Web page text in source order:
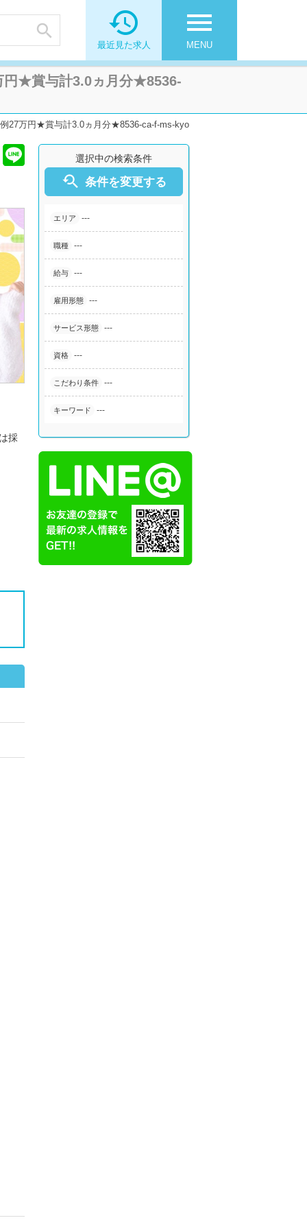
 menu
MENU

最近見た求人
円★賞与計3.0ヵ月分★8536-
27万円★賞与計3.0ヵ月分★8536-ca-f-ms-kyo
選択中の検索条件
 条件を変更する
エリア ---
職種 ---
給与 ---
雇用形態 ---
サービス形態 ---
資格 ---
こだわり条件 ---
キーワード ---
採